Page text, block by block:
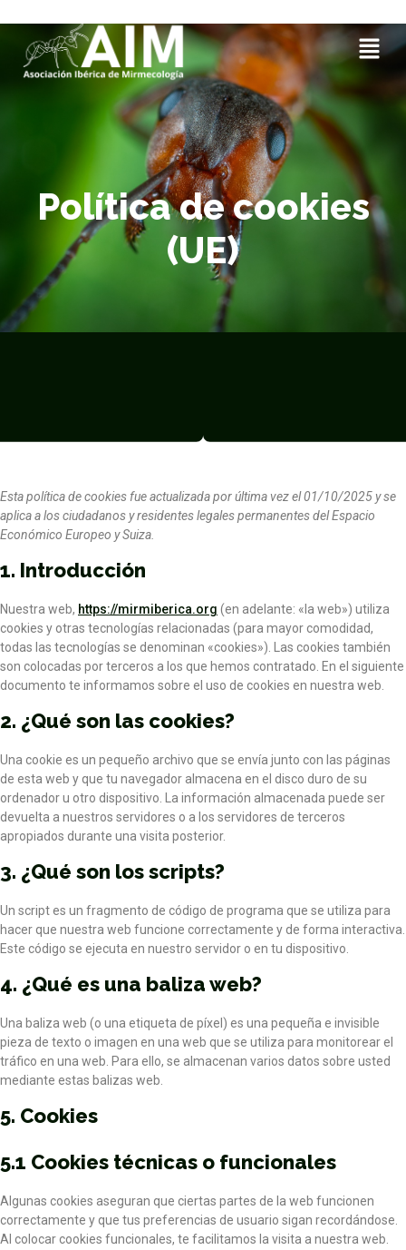
Política de cookies
(UE)
Esta política de cookies fue actualizada por última vez el 01/10/2025 y se
aplica a los ciudadanos y residentes legales permanentes del Espacio
Económico Europeo y Suiza.
1. Introducción
Nuestra web, https://mirmiberica.org (en adelante: «la web») utiliza
cookies y otras tecnologías relacionadas (para mayor comodidad,
todas las tecnologías se denominan «cookies»). Las cookies también
son colocadas por terceros a los que hemos contratado. En el siguiente
documento te informamos sobre el uso de cookies en nuestra web.
2. ¿Qué son las cookies?
Una cookie es un pequeño archivo que se envía junto con las páginas
de esta web y que tu navegador almacena en el disco duro de su
ordenador u otro dispositivo. La información almacenada puede ser
devuelta a nuestros servidores o a los servidores de terceros
apropiados durante una visita posterior.
3. ¿Qué son los scripts?
Un script es un fragmento de código de programa que se utiliza para
hacer que nuestra web funcione correctamente y de forma interactiva.
Este código se ejecuta en nuestro servidor o en tu dispositivo.
4. ¿Qué es una baliza web?
Una baliza web (o una etiqueta de píxel) es una pequeña e invisible
pieza de texto o imagen en una web que se utiliza para monitorear el
tráfico en una web. Para ello, se almacenan varios datos sobre usted
mediante estas balizas web.
5. Cookies
5.1 Cookies técnicas o funcionales
Algunas cookies aseguran que ciertas partes de la web funcionen
correctamente y que tus preferencias de usuario sigan recordándose.
Al colocar cookies funcionales, te facilitamos la visita a nuestra web.